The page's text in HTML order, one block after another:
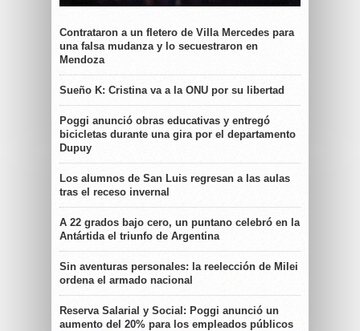
Contrataron a un fletero de Villa Mercedes para
una falsa mudanza y lo secuestraron en
Mendoza
Sueño K: Cristina va a la ONU por su libertad
Poggi anunció obras educativas y entregó
bicicletas durante una gira por el departamento
Dupuy
Los alumnos de San Luis regresan a las aulas
tras el receso invernal
A 22 grados bajo cero, un puntano celebró en la
Antártida el triunfo de Argentina
Sin aventuras personales: la reelección de Milei
ordena el armado nacional
Reserva Salarial y Social: Poggi anunció un
aumento del 20% para los empleados públicos